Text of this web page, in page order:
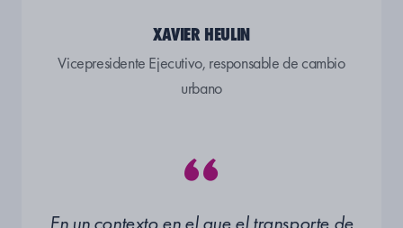
XAVIER HEULIN
Vicepresidente Ejecutivo, responsable de cambio
urbano